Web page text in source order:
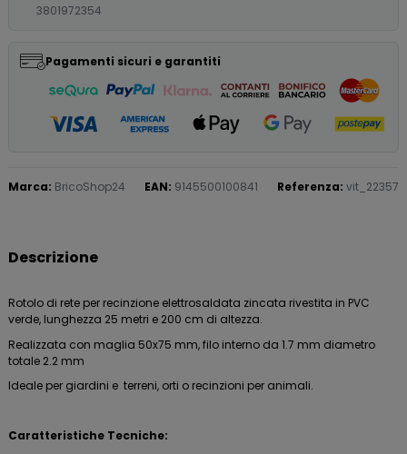
3801972354
Pagamenti sicuri e garantiti
Marca: BricoShop24 EAN: 9145500100841 Referenza: vit_22357
Descrizione
Rotolo di rete per recinzione elettrosaldata zincata rivestita in PVC
verde, lunghezza 25 metri e 200 cm di altezza.
Realizzata con maglia 50x75 mm, filo interno da 1.7 mm diametro
totale 2.2 mm
Ideale per giardini e terreni, orti o recinzioni per animali.
Caratteristiche Tecniche: